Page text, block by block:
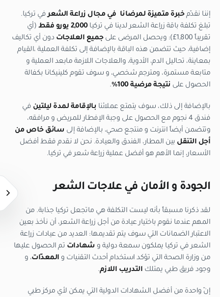
إننا نقدّمخبرة متميزة لمرضانا في مجال زراعة الشعرفي تركيا.
تبلغ تكلفة باقة زراعة الشعر لدينا في تركيا2,000 يورو فقط
(أي
تقريباً 1,800£): ويحصل المرضى على
جميع العلاجات دون أي تكاليف
إضافية، حيث تتضمن هذه الباقة بالإضافة إلى تكلفة العملية ،القيام
بمعاينة، تحاليل الدم، الأدوية، والعلاجات اللازمة مابعد العملية و
متابعة مستمرة، ومترجم شخصي، و سوف تقوم كلينيكانا بكفالة
الحصول على نتيجة مرضية 100% .
بالإضافة إلى ذلك، سوف يتمتع عملائنا بالإقامة لمدة ليلتين في
فندق 4 نجوم مع الحصول على وجبة الإفطار للمريض و مرافقه،
وتتضمن أيضاً انترنت و منتجع صحي، بالإضافة إلى سائق خاص من
أجل التنقل بين المطار، الفندق والعيادة. نحن لا نقدم فقط أفضل
الأسعار، إنما الأهم هو أفضل عملية زراعة شعر في تركيا.
الجودة و الأمان في علاجات الشعر
لقد ذكرنا مسبقاً بأنه ليست التكلفة هي ماتجعل تركيا جذابة. من
المهم عندما نقوم باختيار عيادة من أجل زراعة الشعر، أن نأخذ بعين
الاعتبار الضمانات التي سوف يتم تقديمها: العديد من عيادات زراعة
الشعر في تركيا يملكون سمعة دولية و شهادات تم الحصول عليها
من وزارة الصحة التي تؤكد استخدام أحدث التقنيات و المعدّات، و
وجود فريق طبي يمتلك التدريب اللازم.
إنّ واحدة من أفضل الشهادات الدولية التي يمكن لأي مركز طبي